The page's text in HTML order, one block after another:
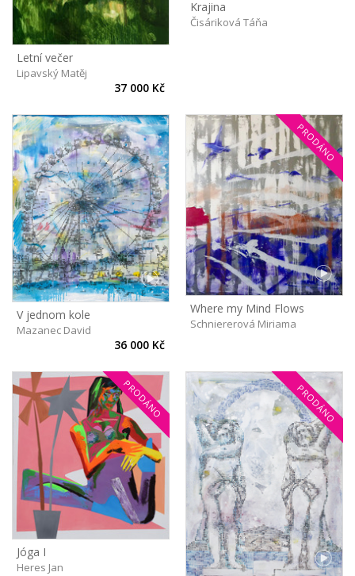
Letní večer
Lipavský Matěj
37 000 Kč
Krajina
Čisáriková Táňa
V jednom kole
Mazanec David
36 000 Kč
PRODÁNO
Where my Mind Flows
Schniererová Miriama
PRODÁNO
Jóga I
Heres Jan
PRODÁNO